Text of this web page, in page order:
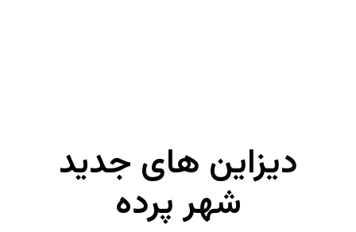
دیزاین های جدید
شهر پرده